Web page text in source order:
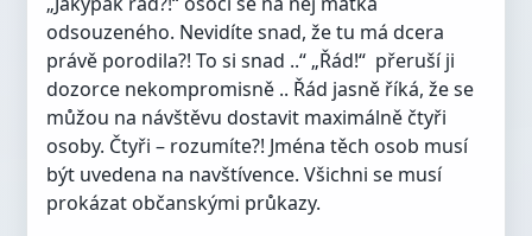
odsouzeného. Nevidíte snad, že tu má dcera
právě porodila?! To si snad ..“ „Řád!“ přeruší ji
dozorce nekompromisně .. Řád jasně říká, že se
můžou na návštěvu dostavit maximálně čtyři
osoby. Čtyři – rozumíte?! Jména těch osob musí
být uvedena na navštívence. Všichni se musí
prokázat občanskými průkazy.